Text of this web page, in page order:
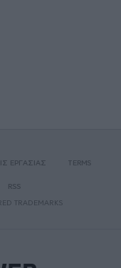
ΕΡΓΑΣΙΑΣ TERMS
RSS
TRADEMARKS